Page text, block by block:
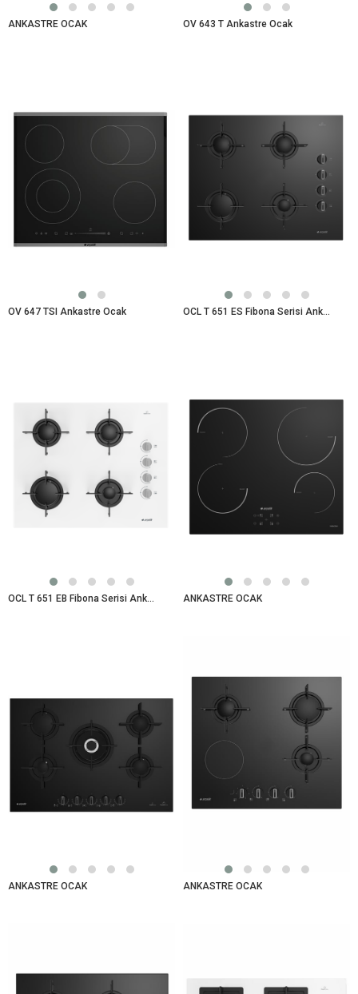
ANKASTRE OCAK OV 643 T Ankastre Ocak
OV 647 TSI Ankastre Ocak OCL T 651 ES Fibona Serisi Ankastre Ocak
OCL T 651 EB Fibona Serisi Ankastre Ocak ANKASTRE OCAK
ANKASTRE OCAK ANKASTRE OCAK